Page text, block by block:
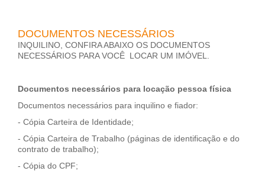
DOCUMENTOS NECESSÁRIOS
INQUILINO, CONFIRA ABAIXO OS DOCUMENTOS
NECESSÁRIOS PARA VOCÊ LOCAR UM IMÓVEL.
Documentos necessários para locação pessoa física
Documentos necessários para inquilino e fiador:
- Cópia Carteira de Identidade;
- Cópia Carteira de Trabalho (páginas de identificação e do
contrato de trabalho);
- Cópia do CPF;